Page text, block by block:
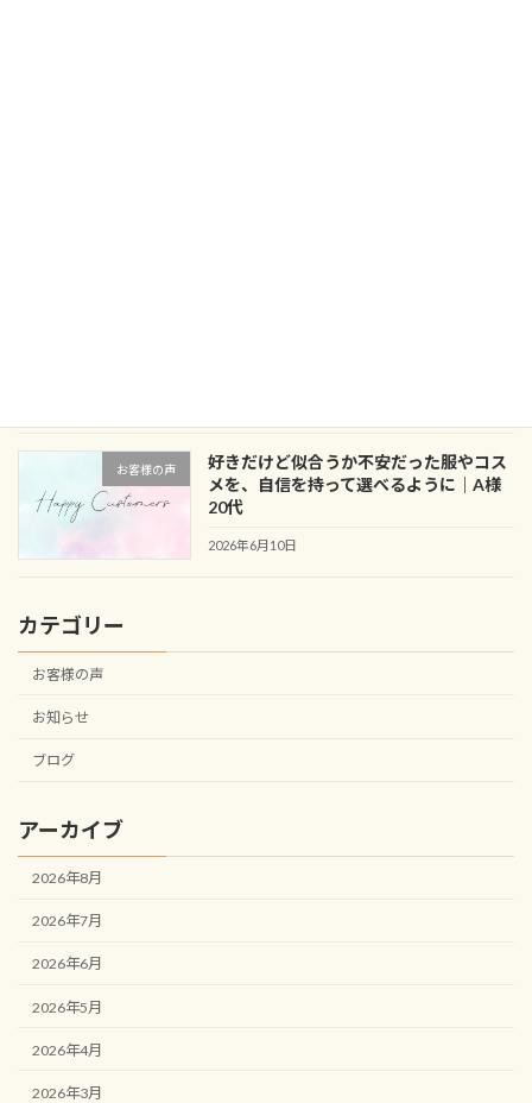
お客様の声
好きだけど似合うか不安だった服やコス
メを、自信を持って選べるように｜A様
20代
2026年6月10日
カテゴリー
お客様の声
お知らせ
ブログ
アーカイブ
2026年8月
2026年7月
2026年6月
2026年5月
2026年4月
2026年3月